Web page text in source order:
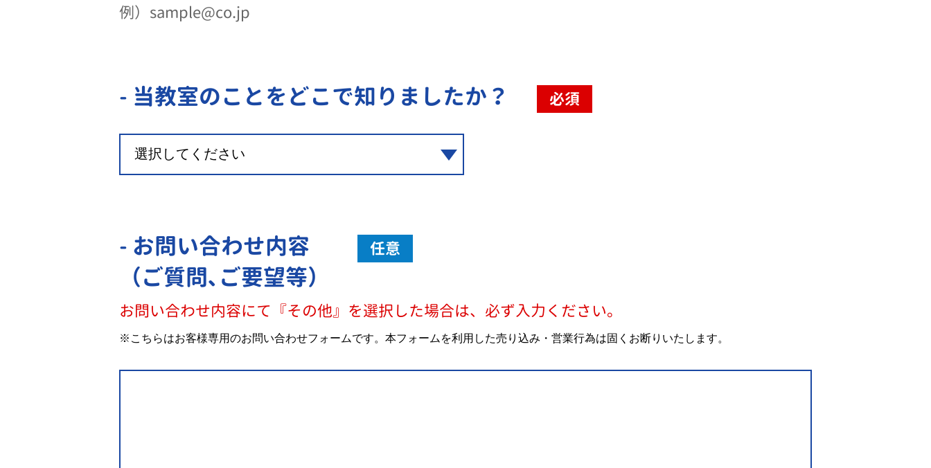
例）sample@co.jp
- 当教室のことをどこで知りましたか？ 必須
- お問い合わせ内容
（ご質問､ご要望等）
任意
お問い合わせ内容にて『その他』を選択した場合は、必ず入力ください。
※こちらはお客様専用のお問い合わせフォームです。本フォームを利用した売り込み・営業行為は固くお断りいたします。